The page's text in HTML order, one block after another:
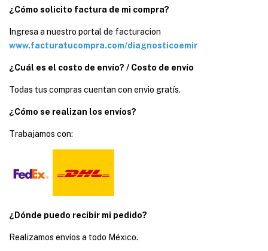
¿Cómo solicito factura de mi compra?
Ingresa a nuestro portal de facturacion
www.facturatucompra.com/diagnosticoemir
¿Cuál es el costo de envío? / Costo de envío
Todas tus compras cuentan con envio gratís.
¿Cómo se realizan los envíos?
Trabajamos con:
¿Dónde puedo recibir mi pedido?
Realizamos envíos a todo México.